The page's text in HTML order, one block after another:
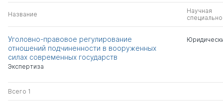
Название
Научная
Уголовно-правовое регулирование
отношений подчиненности в вооруженных
силах современных государств
Экспертиза
Всего 1